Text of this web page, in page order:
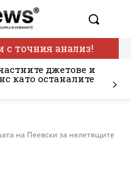
точния анализ!
джетове и
като останалите
на Пеевски за нелетящите